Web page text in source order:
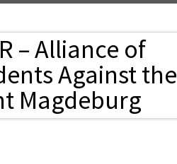
– Alliance of
Against the
Magdeburg